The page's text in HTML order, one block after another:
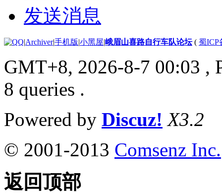
发送消息
|Archiver|手机版|小黑屋|峨眉山喜路自行车队论坛( 蜀ICP
GMT+8, 2026-8-7 00:03 ,
8 queries .
Powered by Discuz! X3.2
© 2001-2013 Comsenz Inc.
返回顶部